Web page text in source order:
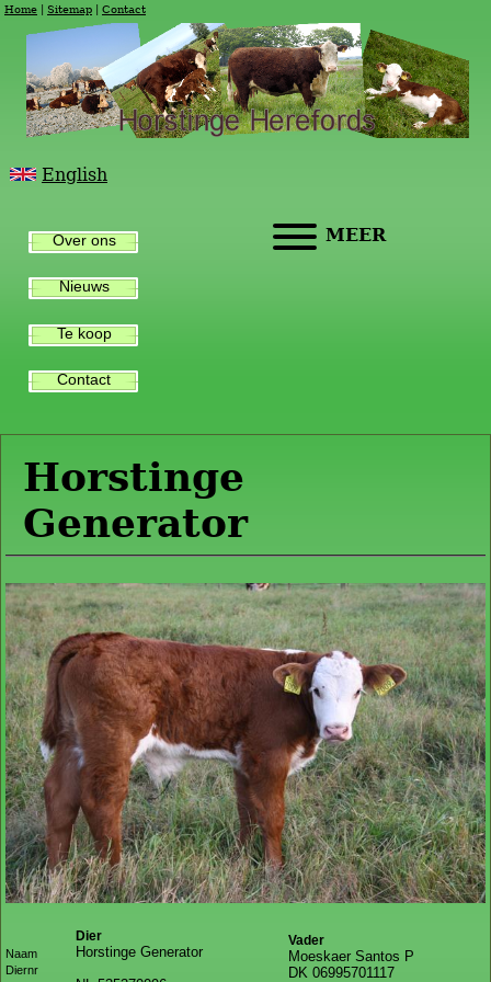
Home Sitemap Contact
English
Over ons
Nieuws
Te koop
Contact
MEER
Horstinge
Generator
Naam
Diernr
Dier
Horstinge Generator
Vader
Moeskaer Santos P
DK 06995701117